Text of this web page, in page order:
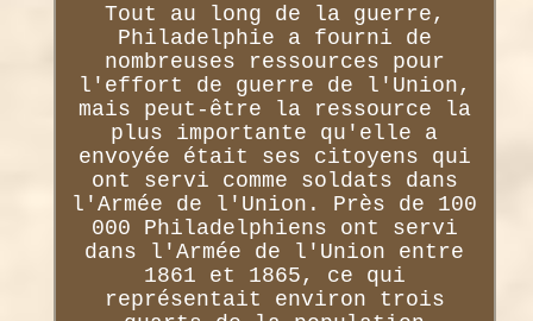
Tout au long de la guerre,
Philadelphie a fourni de
nombreuses ressources pour
l'effort de guerre de l'Union,
mais peut-être la ressource la
plus importante qu'elle a
envoyée était ses citoyens qui
ont servi comme soldats dans
l'Armée de l'Union. Près de 100
000 Philadelphiens ont servi
dans l'Armée de l'Union entre
1861 et 1865, ce qui
représentait environ trois